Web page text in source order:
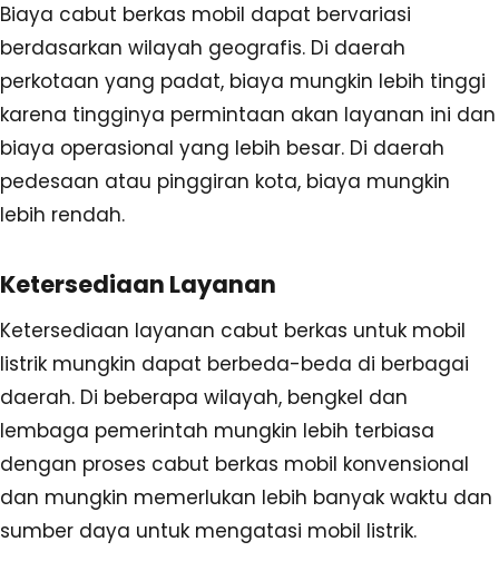
Biaya cabut berkas mobil dapat bervariasi
berdasarkan wilayah geografis. Di daerah
perkotaan yang padat, biaya mungkin lebih tinggi
karena tingginya permintaan akan layanan ini dan
biaya operasional yang lebih besar. Di daerah
pedesaan atau pinggiran kota, biaya mungkin
lebih rendah.
Ketersediaan Layanan
Ketersediaan layanan cabut berkas untuk mobil
listrik mungkin dapat berbeda-beda di berbagai
daerah. Di beberapa wilayah, bengkel dan
lembaga pemerintah mungkin lebih terbiasa
dengan proses cabut berkas mobil konvensional
dan mungkin memerlukan lebih banyak waktu dan
sumber daya untuk mengatasi mobil listrik.